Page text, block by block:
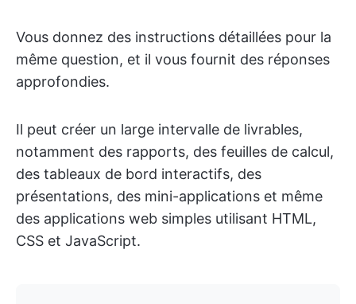
Vous donnez des instructions détaillées pour la
même question, et il vous fournit des réponses
approfondies.
Il peut créer un large intervalle de livrables,
notamment des rapports, des feuilles de calcul,
des tableaux de bord interactifs, des
présentations, des mini-applications et même
des applications web simples utilisant HTML,
CSS et JavaScript.